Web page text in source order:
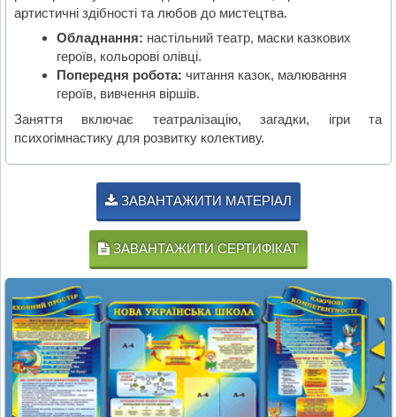
артистичні здібності та любов до мистецтва.
Обладнання: настільний театр, маски казкових
героїв, кольорові олівці.
Попередня робота: читання казок, малювання
героїв, вивчення віршів.
Заняття включає театралізацію, загадки, ігри та
психогімнастику для розвитку колективу.
ЗАВАНТАЖИТИ МАТЕРІАЛ
ЗАВАНТАЖИТИ СЕРТИФІКАТ